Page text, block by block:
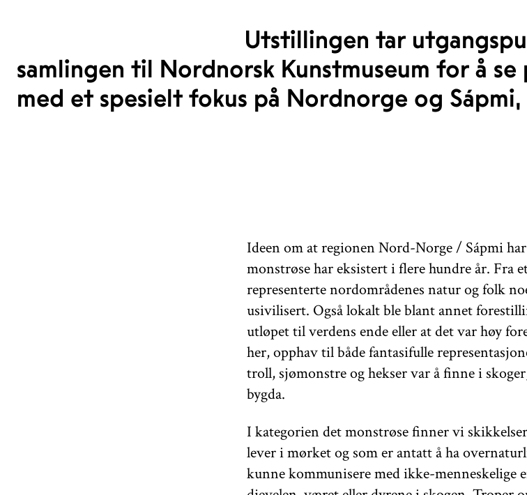
Utstillingen tar
samlingen til Nordnorsk Kunstmuseum for å
med et spesielt fokus på Nordnorge og
Ideen om at regionen Nord-Norge / Sápmi
monstrøse har eksistert i flere hundre år. Fra
representerte nordområdenes natur og folk
usivilisert. Også lokalt ble blant annet
utløpet til verdens ende eller at det var høy
her, opphav til både fantasifulle
troll, sjømonstre og hekser var å finne i
bygda.
I kategorien det monstrøse finner vi
lever i mørket og som er antatt å ha
kunne kommunisere med ikke-menneskelige